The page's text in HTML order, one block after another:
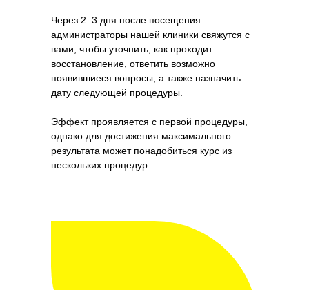
Через 2–3 дня после посещения
администраторы нашей клиники свяжутся с
вами, чтобы уточнить, как проходит
восстановление, ответить возможно
появившиеся вопросы, а также назначить
дату следующей процедуры.
Эффект проявляется с первой процедуры,
однако для достижения максимального
результата может понадобиться курс из
нескольких процедур.